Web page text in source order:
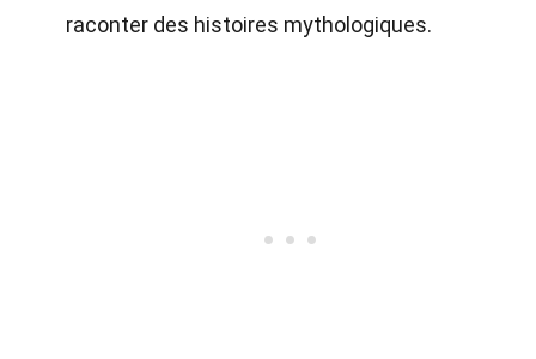
raconter des histoires mythologiques.